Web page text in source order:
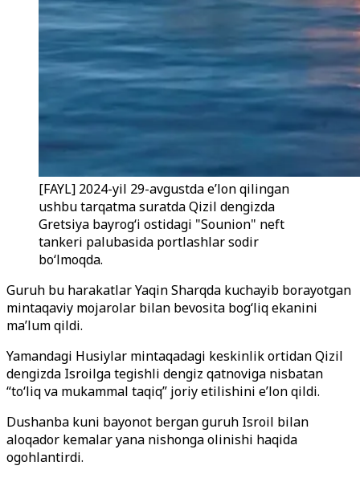
[FAYL] 2024-yil 29-avgustda e’lon qilingan
ushbu tarqatma suratda Qizil dengizda
Gretsiya bayrog‘i ostidagi "Sounion" neft
tankeri palubasida portlashlar sodir
bo‘lmoqda.
Guruh bu harakatlar Yaqin Sharqda kuchayib borayotgan
mintaqaviy mojarolar bilan bevosita bog‘liq ekanini
ma’lum qildi.
Yamandagi Husiylar mintaqadagi keskinlik ortidan Qizil
dengizda Isroilga tegishli dengiz qatnoviga nisbatan
“to‘liq va mukammal taqiq” joriy etilishini e’lon qildi.
Dushanba kuni bayonot bergan guruh Isroil bilan
aloqador kemalar yana nishonga olinishi haqida
ogohlantirdi.